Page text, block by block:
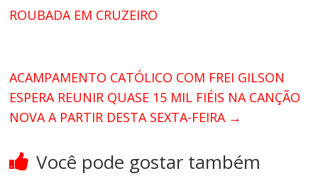
ROUBADA EM CRUZEIRO
ACAMPAMENTO CATÓLICO COM FREI GILSON
ESPERA REUNIR QUASE 15 MIL FIÉIS NA CANÇÃO
NOVA A PARTIR DESTA SEXTA-FEIRA →
Você pode gostar também